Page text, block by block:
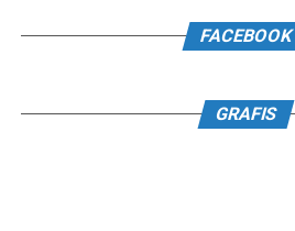
FACEBOOK
GRAFIS